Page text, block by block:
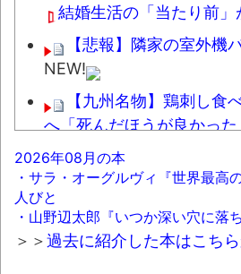
結婚生活の「当たり前」
【悲報】隣家の室外機
NEW!
【九州名物】鶏刺し食
へ「死んだほうが良かった
れいわ新選組、ついに
NEW!
日本「輸入に頼りまく
ホクホク！ホクホクゥ！
2026年08月の本
・サラ・オーグルヴィ『世界最高
人びと
・山野辺太郎『いつか深い穴に落
＞＞過去に紹介した本はこちら